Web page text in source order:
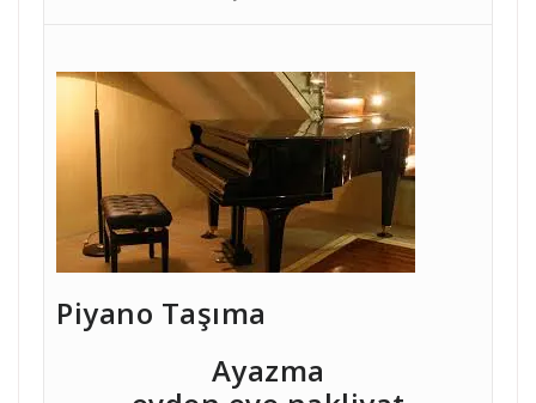
Piyano Taşıma
Ayazma